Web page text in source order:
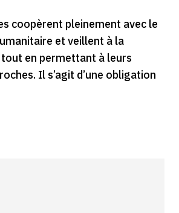
coopèrent pleinement avec le
et veillent à la
en permettant à leurs
Il s’agit d’une obligation